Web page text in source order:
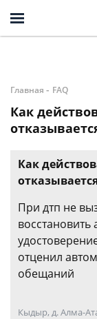
Главная - FAQ
Как
Как
При дтп не
отценил
обещаний
Кыдыр, д. Алма-